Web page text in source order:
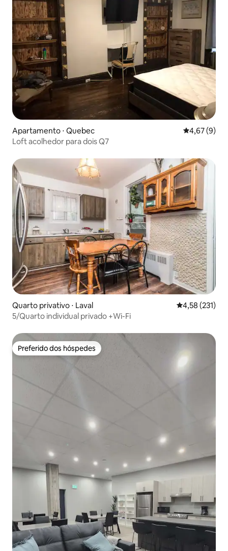
Apartamento ⋅ Quebec 4,67 de uma
4,67 (9)
Loft acolhedor para dois Q7
Quarto privativo ⋅ Laval 4,58 de uma
4,58 (231)
5/Quarto individual privado +Wi-Fi
Preferido dos hóspedes
Preferido dos hóspedes